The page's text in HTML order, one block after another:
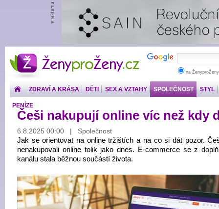
ŽenyproŽeny.cz
na
ZDRAVÍ A KRÁSA DĚTI SEX A VZTAHY SPOLEČNOST STYL
PENÍZE
Češi nakupují online víc než kdy
6.8.2025 00:00 | Společnost
Jak se orientovat na online tržištích a na co si dát pozor.
nenakupovali online tolik jako dnes. E-commerce se z
kanálu stala běžnou součástí života.